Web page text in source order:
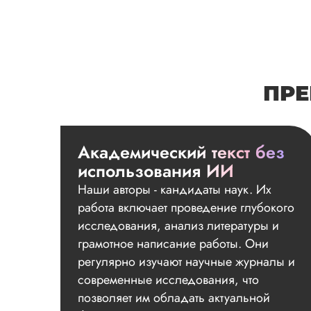
Академический текст без
использования ИИ
Наши авторы - кандидаты наук. Их
работа включает проведение глубокого
исследования, анализ литературы и
грамотное написание работы. Они
регулярно изучают научные журналы и
современные исследования, что
позволяет им обладать актуальной